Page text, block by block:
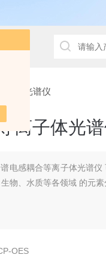
器
子体光谱仪
离子体光
电感耦合等离子体光谱仪
物、水质等各领域 的元素
OES